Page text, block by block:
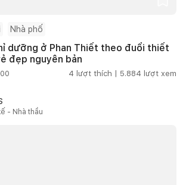
Nhà phố
dưỡng ở Phan Thiết theo đuổi thiết
đẹp nguyên bản
4 lượt thích | 5.884 lượt xem
- Nhà thầu